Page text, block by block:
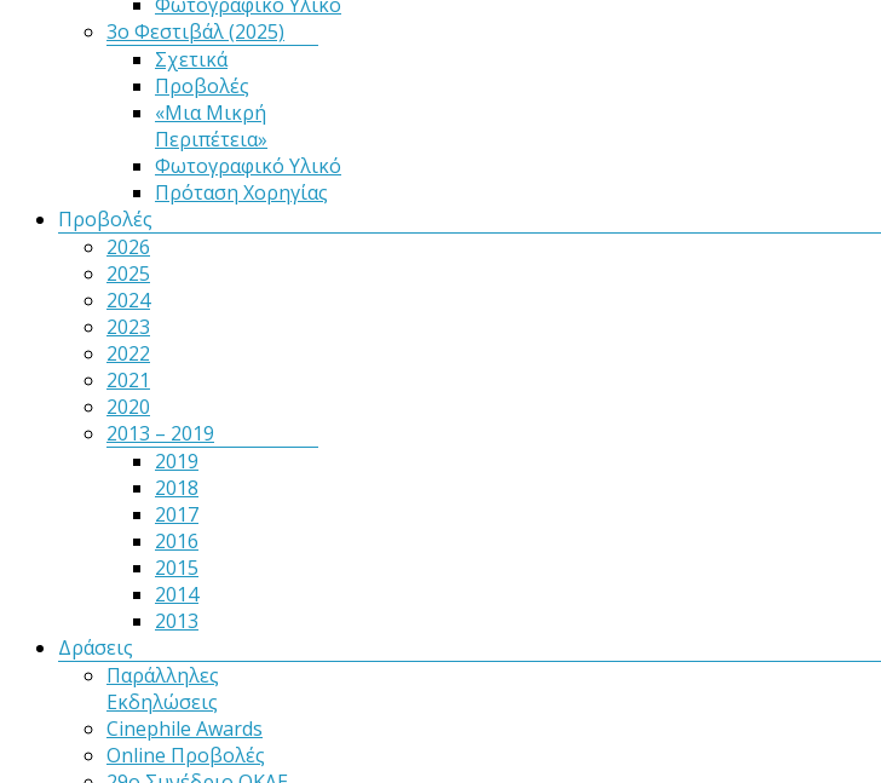
3ο Φεστιβάλ (2025)
Σχετικά
Προβολές
«Μια Μικρή
Περιπέτεια»
Φωτογραφικό Υλικό
Πρόταση Χορηγίας
Προβολές
2026
2025
2024
2023
2022
2021
2020
2013 – 2019
2019
2018
2017
2016
2015
2014
2013
Δράσεις
Παράλληλες
Εκδηλώσεις
Cinephile Awards
Online Προβολές